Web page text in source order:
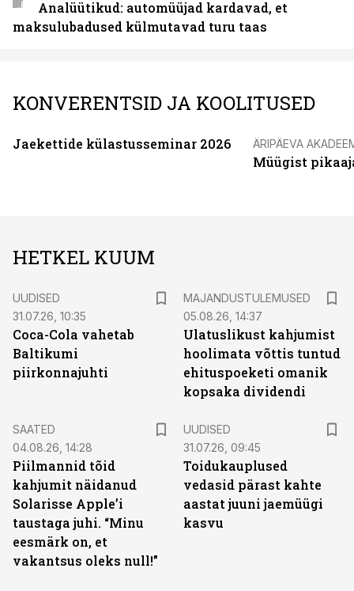
Analüütikud: automüüjad kardavad, et
maksulubadused külmutavad turu taas
KONVERENTSID JA KOOLITUSED
Jaekettide külastusseminar 2026 ÄRIPÄEVA
Müügist
HETKEL KUUM
UUDISED
31.07.26, 10:35
Coca-Cola vahetab
Baltikumi
piirkonnajuhti
MAJANDUSTULEMUSED
05.08.26, 14:37
Ulatuslikust kahjumist
hoolimata võttis tuntud
ehituspoeketi omanik
kopsaka dividendi
SAATED
04.08.26, 14:28
Piilmannid tõid
kahjumit näidanud
Solarisse Apple’i
taustaga juhi. “Minu
eesmärk on, et
vakantsus oleks null!”
UUDISED
31.07.26, 09:45
Toidukauplused
vedasid pärast kahte
aastat juuni jaemüügi
kasvu